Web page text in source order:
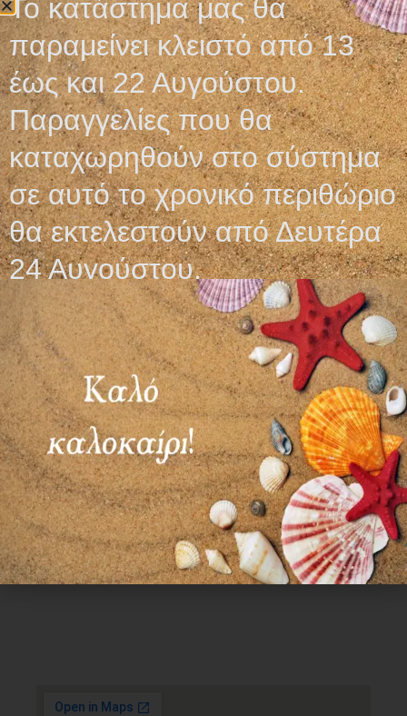
5,40€
Επιλογή
Ωράριο λειτουργίας
ΕΙΔΙΚΟ ΘΕΡΙΝΟ ΩΡΑΡΙΟ
ΔΕΥ-ΠΑΡ: 09:00-14:30
ΣΑΒ – ΚΥΡ: ΚΛΕΙΣΤΑ
Χρήσιμα Links
Όροι Χρήσης
Πολιτική απορρήτου
Τρόποι πληρωμής
Τρόποι αποστολής
Το κατάστημα μας θα
παραμείνει κλειστό από 13
έως και 22 Αυγούστου.
Παραγγελίες που θα
καταχωρηθούν στο σύστημα
σε αυτό το χρονικό περιθώριο
θα εκτελεστούν από Δευτέρα
24 Αυγούστου.